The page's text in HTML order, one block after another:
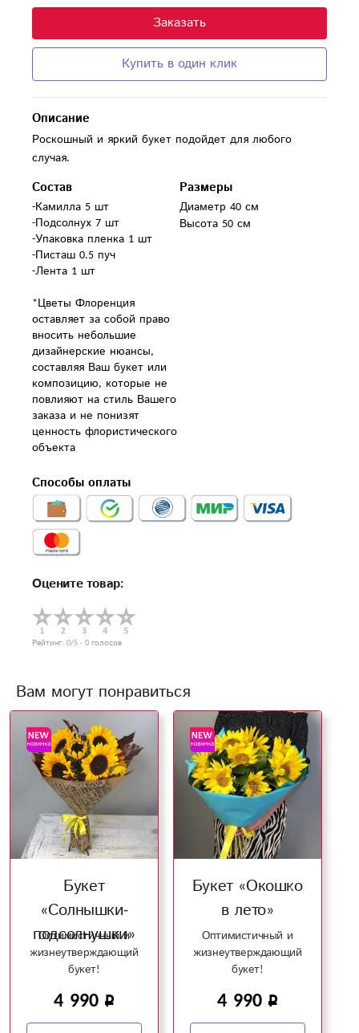
Заказать
Купить в один клик
Описание
Роскошный и яркий букет подойдет для любого
случая.
Состав
-Камилла 5 шт
-Подсолнух 7 шт
-Упаковка пленка 1 шт
-Писташ 0.5 пуч
-Лента 1 шт
*Цветы Флоренция
оставляет за собой право
вносить небольшие
дизайнерские нюансы,
составляя Ваш букет или
композицию, которые не
повлияют на стиль Вашего
заказа и не понизят
ценность флористического
объекта
Размеры
Диаметр 40 см
Высота 50 см
Способы оплаты
Оцените товар:
Рейтинг: 0/5 - 0 голосов
Вам могут понравиться
Букет
«Солнышки-
подсолнушки»
Оптимистичный и
жизнеутверждающий
букет!
4 990
Букет «Окошко
в лето»
Оптимистичный и
жизнеутверждающий
букет!
4 990